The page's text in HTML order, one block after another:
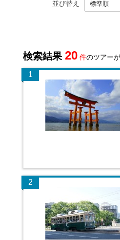
並び替え
検索結果 20 件のツアー
1
2